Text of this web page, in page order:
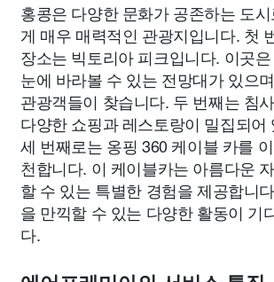
홍콩은 다양한 문화가 공존하는 도
게 매우 매력적인 관광지입니다. 첫
장소는 빅토리아 피크입니다. 이곳
눈에 바라볼 수 있는 전망대가 있으
관광객들이 찾습니다. 두 번째는 침
다양한 쇼핑과 레스토랑이 밀집되어
세 번째로는 옹핑 360 케이블 카를
천합니다. 이 케이블카는 아름다운
할 수 있는 특별한 경험을 제공합니
을 만끽할 수 있는 다양한 활동이 기
다.